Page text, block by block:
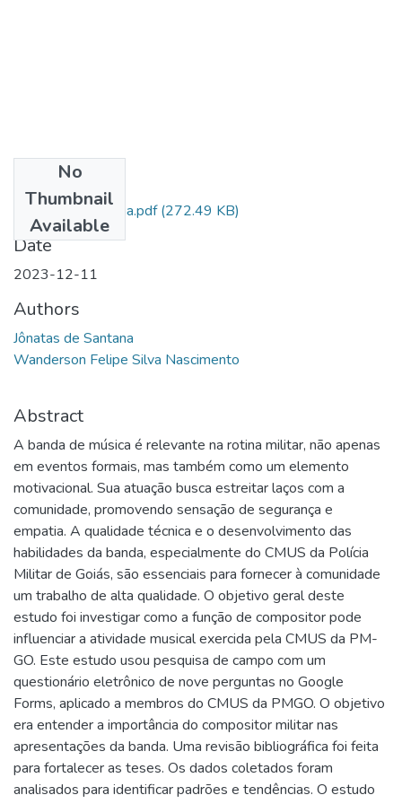
No
Thumbnail
Available
Jônatas de Santana.pdf(272.49 KB)
Date
2023-12-11
Authors
Jônatas de Santana
Wanderson Felipe Silva Nascimento
Abstract
A banda de música é relevante na rotina militar, não apenas
em eventos formais, mas também como um elemento
motivacional. Sua atuação busca estreitar laços com a
comunidade, promovendo sensação de segurança e
empatia. A qualidade técnica e o desenvolvimento das
habilidades da banda, especialmente do CMUS da Polícia
Militar de Goiás, são essenciais para fornecer à comunidade
um trabalho de alta qualidade. O objetivo geral deste
estudo foi investigar como a função de compositor pode
influenciar a atividade musical exercida pela CMUS da PM-
GO. Este estudo usou pesquisa de campo com um
questionário eletrônico de nove perguntas no Google
Forms, aplicado a membros do CMUS da PMGO. O objetivo
era entender a importância do compositor militar nas
apresentações da banda. Uma revisão bibliográfica foi feita
para fortalecer as teses. Os dados coletados foram
analisados para identificar padrões e tendências. O estudo